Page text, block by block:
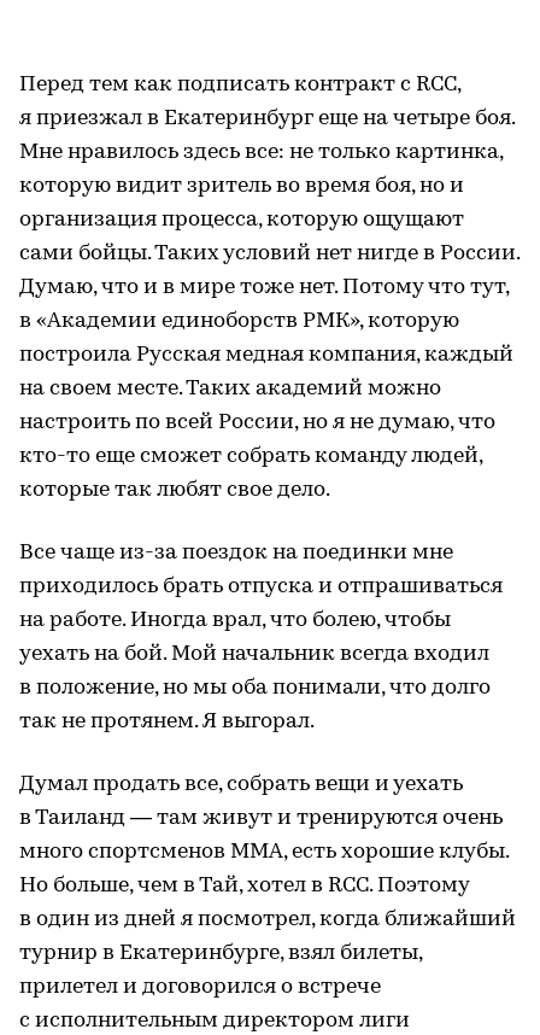
Перед тем как подписать контракт с RCC,
я приезжал в Екатеринбург еще на четыре боя.
Мне нравилось здесь все: не только картинка,
которую видит зритель во время боя, но и
организация процесса, которую ощущают
сами бойцы. Таких условий нет нигде в России.
Думаю, что и в мире тоже нет. Потому что тут,
в «Академии единоборств РМК», которую
построила Русская медная компания, каждый
на своем месте. Таких академий можно
настроить по всей России, но я не думаю, что
кто-то еще сможет собрать команду людей,
которые так любят свое дело.
Все чаще из-за поездок на поединки мне
приходилось брать отпуска и отпрашиваться
на работе. Иногда врал, что болею, чтобы
уехать на бой. Мой начальник всегда входил
в положение, но мы оба понимали, что долго
так не протянем. Я выгорал.
Думал продать все, собрать вещи и уехать
в Таиланд — там живут и тренируются очень
много спортсменов ММА, есть хорошие клубы.
Но больше, чем в Тай, хотел в RCC. Поэтому
в один из дней я посмотрел, когда ближайший
турнир в Екатеринбурге, взял билеты,
прилетел и договорился о встрече
с исполнительным директором лиги